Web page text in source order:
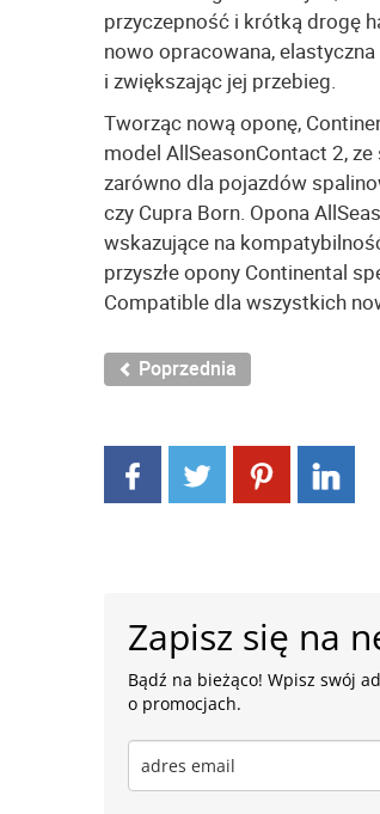
przyczepność i krótką drogę
nowo opracowana,
i zwiększając jej przebieg.
Tworząc nową oponę,
model AllSeasonContact 2,
zarówno dla pojazdów
czy Cupra Born. Opona
wskazujące na
przyszłe opony Continental
Compatible dla wszystkich
Poprzednia
Zapisz się na
Bądź na bieżąco! Wpisz swój
o promocjach.